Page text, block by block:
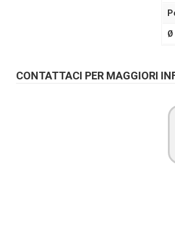
Ø
CONTATTACI PER MAGGIORI